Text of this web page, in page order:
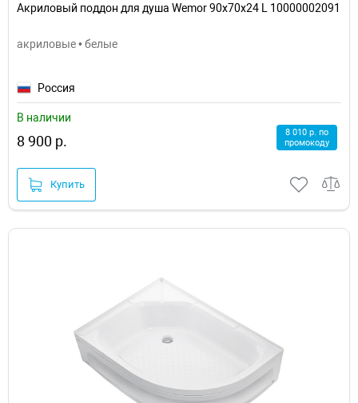
Акриловый поддон для душа Wemor 90x70x24 L 10000002091
акриловые • белые
Россия
В наличии
8 900 р.
8 010 р. по
промокоду
Купить